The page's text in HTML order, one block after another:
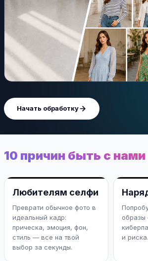
Начать обработку
10 причин быть с нами
Любителям селфи
Преврати обычное фото в
идеальный кадр:
прическа, эмоция, фон,
стиль — все на твой
выбор за секунды.
образы
и риска.